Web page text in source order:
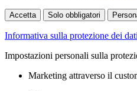
Accetta Solo obbligatori
Informativa sulla protezione dei dati
Impostazioni personali sulla
Marketing attraverso il